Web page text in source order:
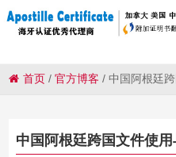
首页 /官方博客 /中国阿根廷
中国阿根廷跨国文件使